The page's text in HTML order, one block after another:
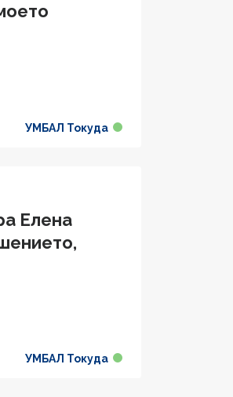
УМБАЛ Токуда
Елена
УМБАЛ Токуда